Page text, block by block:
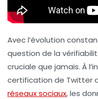
Avec l’évolution
question de la
cruciale que jamais. À
certification de Twitter
réseaux sociaux, les